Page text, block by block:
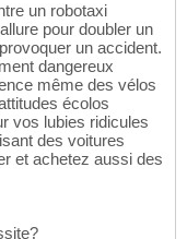
un robotaxi
pour doubler un
un accident.
dangereux
même des vélos
écolos
vos lubies ridicules
des voitures
et achetez aussi des